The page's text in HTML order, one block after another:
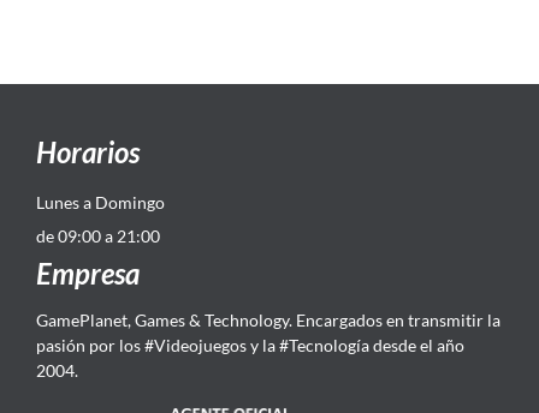
Horarios
Lunes a Domingo
de 09:00 a 21:00
Empresa
GamePlanet, Games & Technology. Encargados en transmitir la
pasión por los #Videojuegos y la #Tecnología desde el año
2004.